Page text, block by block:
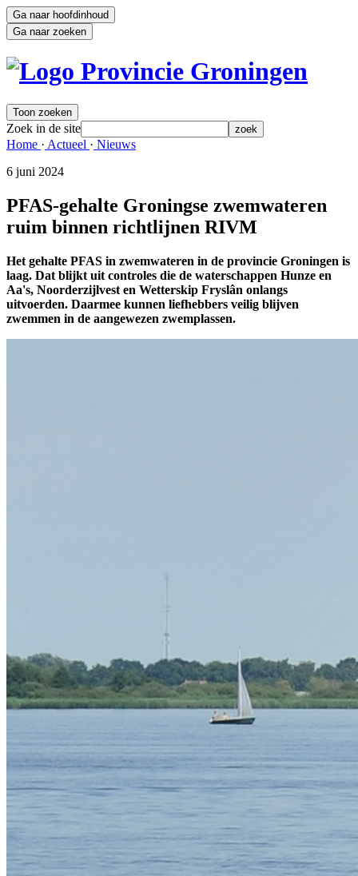
Ga naar hoofdinhoud
Ga naar zoeken
Toon zoeken
Zoek in de site zoek
Home · Actueel · Nieuws
6 juni 2024
PFAS-gehalte Groningse zwemwateren
ruim binnen richtlijnen RIVM
Het gehalte PFAS in zwemwateren in de provincie Groningen is
laag. Dat blijkt uit controles die de waterschappen Hunze en
Aa's, Noorderzijlvest en Wetterskip Fryslân onlangs
uitvoerden. Daarmee kunnen liefhebbers veilig blijven
zwemmen in de aangewezen zwemplassen.